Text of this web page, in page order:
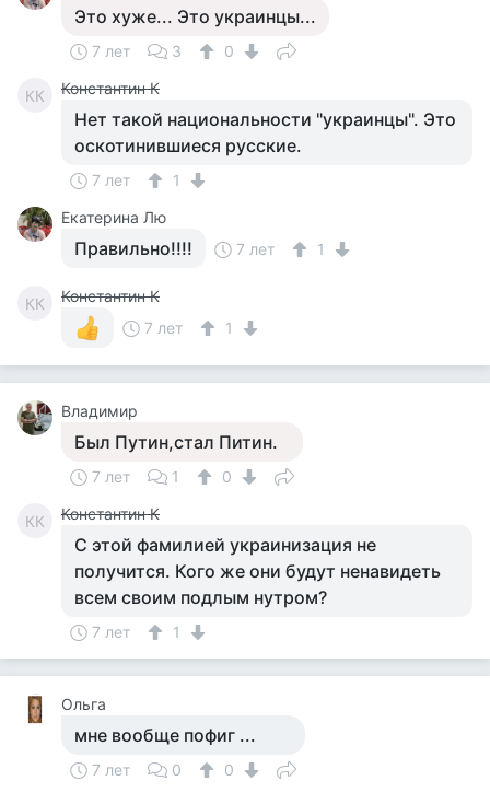
Это хуже... Это украинцы...
7 лет 3 0
КК Константин К
Нет такой национальности "украинцы". Это
оскотинившиеся русские.
7 лет
1
Екатерина Лю
Правильно!!!! 7 лет 1
КК
Константин К
7 лет
1
Владимир
Был Путин,стал Питин.
7 лет 1 0
КК Константин К
С этой фамилией украинизация не
получится. Кого же они будут ненавидеть
всем своим подлым нутром?
7 лет 1
Ольга
мне вообще пофиг ...
7 лет 0 0